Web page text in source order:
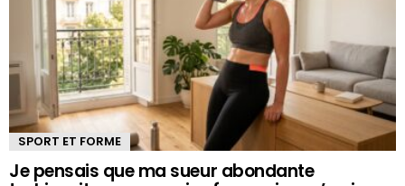
SPORT ET FORME
Je pensais que ma sueur abondante